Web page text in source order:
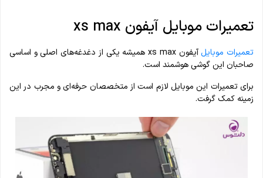
تعمیرات موبایل آیفون xs max
تعمیرات موبایل
آیفون xs max همیشه یکی از دغدغه‌های اصلی و اساسی
صاحبان این گوشی هوشمند است.
برای تعمیرات این موبایل لازم است از متخصصان حرفه‌ای و مجرب در این
زمینه کمک گرفت.